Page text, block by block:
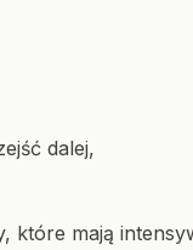
dalej,
które mają